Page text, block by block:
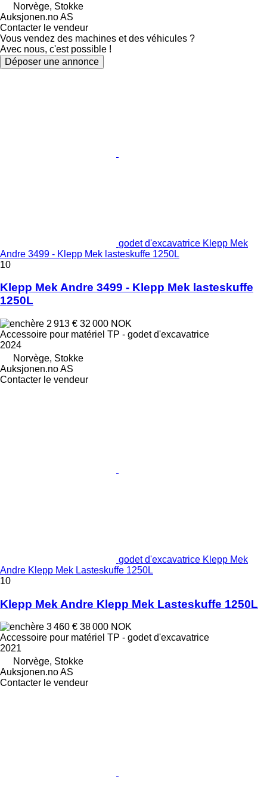
Norvège, Stokke
Auksjonen.no AS
Contacter le vendeur
Vous vendez des machines et des véhicules ?
Avec nous, c'est possible !
Déposer une annonce
godet d'excavatrice Klepp Mek
Andre 3499 - Klepp Mek lasteskuffe 1250L
10
Klepp Mek Andre 3499 - Klepp Mek lasteskuffe
1250L
2 913 € 32 000 NOK
Accessoire pour matériel TP - godet d'excavatrice
2024
Norvège, Stokke
Auksjonen.no AS
Contacter le vendeur
godet d'excavatrice Klepp Mek
Andre Klepp Mek Lasteskuffe 1250L
10
Klepp Mek Andre Klepp Mek Lasteskuffe 1250L
3 460 € 38 000 NOK
Accessoire pour matériel TP - godet d'excavatrice
2021
Norvège, Stokke
Auksjonen.no AS
Contacter le vendeur